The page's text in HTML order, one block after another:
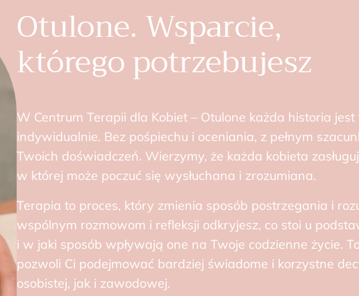
Otulone. Wsparcie,
którego potrzebujesz
W Centrum Terapii dla Kobiet – Otulone każda historia
indywidualnie. Bez pośpiechu i oceniania, z pełnym
Twoich doświadczeń. Wierzymy, że każda kobieta
w której może poczuć się wysłuchana i zrozumiana.
Terapia to proces, który zmienia sposób postrzegania i
wspólnym rozmowom i refleksji odkryjesz, co stoi u
i w jaki sposób wpływają one na Twoje codzienne życie.
pozwoli Ci podejmować bardziej świadome i korzystne
osobistej, jak i zawodowej.